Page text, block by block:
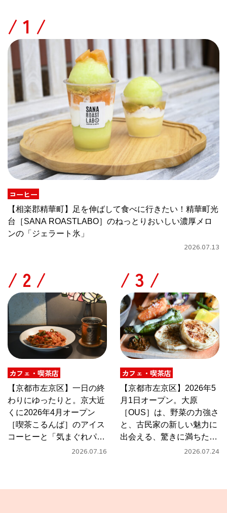
/
コーヒー
【相楽郡精華町】足を伸ばして食べに行きたい！精華町光
台［SANA ROASTLABO］のねっとりおいしい濃厚メロ
ンの「ジェラート氷」
2026.07.13
/
カフェ・喫茶店
【京都市左京区】一日の終
わりにゆったりと。京大近
くに2026年4月オープン
［喫茶こるんば］のアイス
コーヒーと「気まぐれパス
2026.07.16
/
カフェ・喫茶店
【京都市左京区】2026年5
月1日オープン。大原
［OUS］は、野菜の力強さ
と、古民家の新しい魅力に
出会える、驚きに満ちたカ
2026.07.24